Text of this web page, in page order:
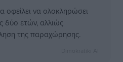
οφείλει να ολοκληρώσει
δύο ετών, αλλιώς
της παραχώρησης.